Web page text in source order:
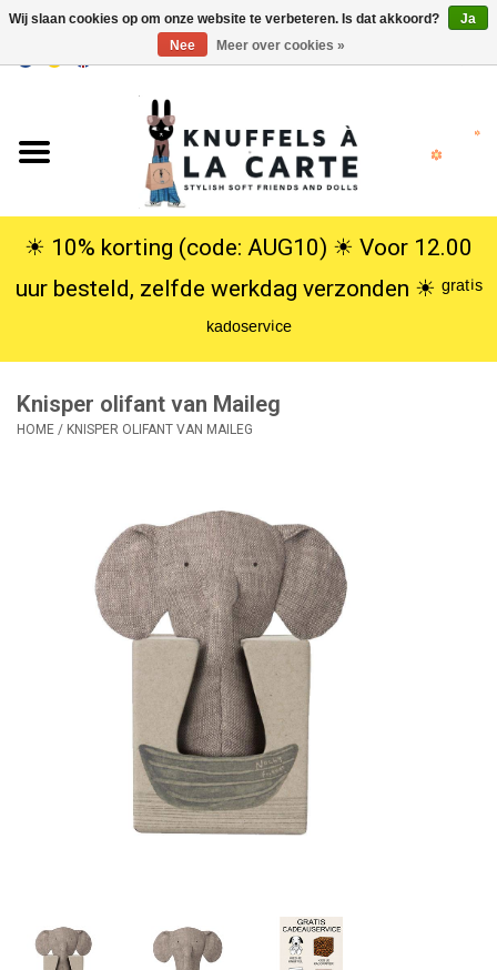
USD
Knuffels
Poppen
SALE
Cadeauservice
☀︎ 10% korting (code: AUG10) ☀︎ Voor 12.00
uur besteld, zelfde werkdag verzonden ☀︎ ᵍʳᵃᵗⁱˢ
ᵏᵃᵈᵒˢᵉʳᵛⁱᶜᵉ
Knisper olifant van Maileg
HOME / KNISPER OLIFANT VAN MAILEG
Wij slaan cookies op om onze website te verbeteren. Is dat akkoord?
Ja
Nee
Meer over cookies »